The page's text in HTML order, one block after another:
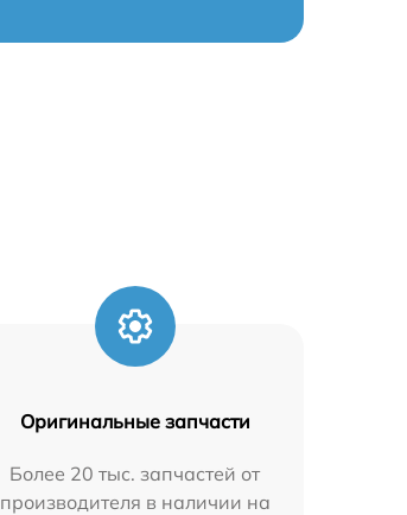
Оригинальные запчасти
Более 20 тыс. запчастей от
производителя в наличии на